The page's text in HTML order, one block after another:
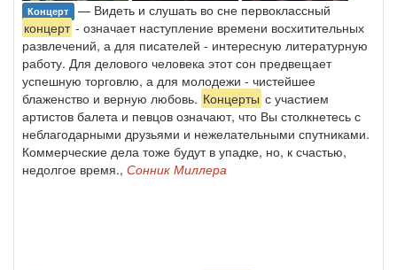
Концерт — Видеть и слушать во сне первоклассный
концерт - означает наступление времени восхитительных
развлечений, а для писателей - интересную литературную
работу. Для делового человека этот сон предвещает
успешную торговлю, а для молодежи - чистейшее
блаженство и верную любовь. Концерты с участием
артистов балета и певцов означают, что Вы столкнетесь с
неблагодарными друзьями и нежелательными спутниками.
Коммерческие дела тоже будут в упадке, но, к счастью,
недолгое время., Сонник Миллера